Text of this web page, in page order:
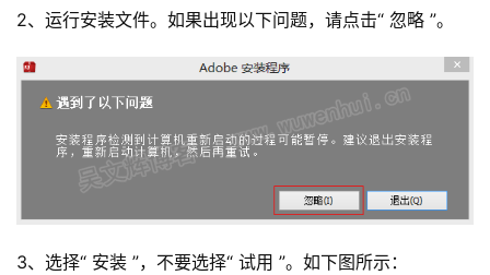
2、运行安装文件。如果出现以下问题，请点击“ 忽略 ”。
3、选择“ 安装 ”，不要选择“ 试用 ”。如下图所示：